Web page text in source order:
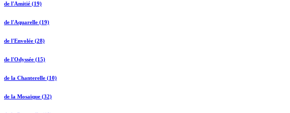
de l'Amitié (19)
de l'Aquarelle (19)
de l'Envolée (28)
de l'Odyssée (15)
de la Chanterelle (10)
de la Mosaïque (32)